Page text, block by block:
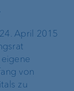
April 2015
von
zu